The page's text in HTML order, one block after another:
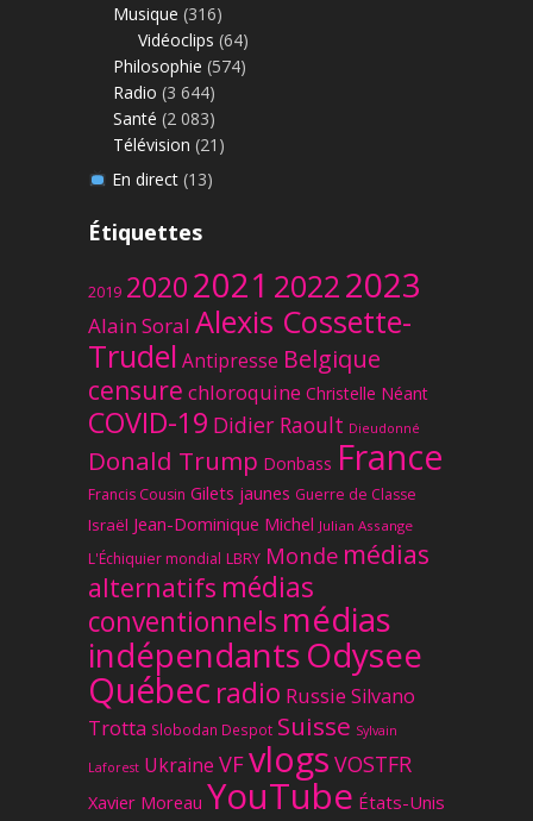
Musique (316)
Vidéoclips (64)
Philosophie (574)
Radio (3 644)
Santé (2 083)
Télévision (21)
En direct(13)
Étiquettes
2019 20202021 20222023
Alain Soral Alexis Cossette-
Trudel Antipresse Belgique
censure chloroquine Christelle Néant
COVID-19 Didier Raoult Dieudonné
Donald Trump Donbass France
Francis Cousin Gilets jaunes Guerre de Classe
Israël Jean-Dominique Michel Julian Assange
L'Échiquier mondial LBRY Monde médias
alternatifs médias
conventionnels médias
indépendantsOdysee
Québec radio Russie Silvano
Trotta Slobodan Despot Suisse Sylvain
Laforest Ukraine VFvlogs VOSTFR
Xavier Moreau YouTube États-Unis